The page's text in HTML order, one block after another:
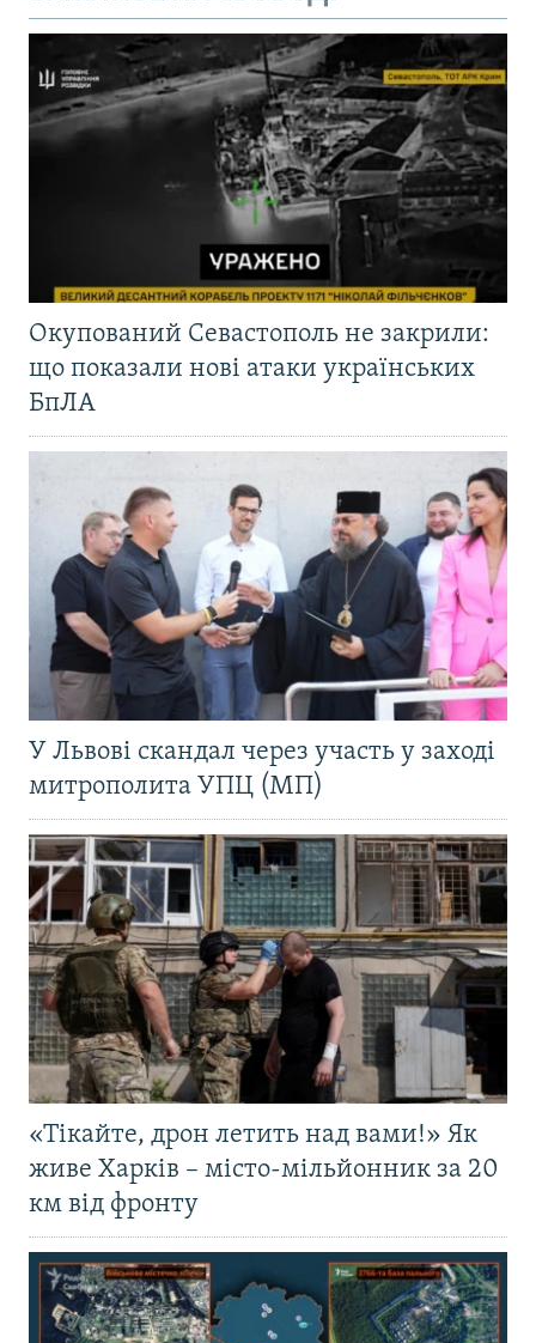
Окупований Севастополь не закрили:
що показали нові атаки українських
БпЛА
У Львові скандал через участь у заході
митрополита УПЦ (МП)
«Тікайте, дрон летить над вами!» Як
живе Харків – місто-мільйонник за 20
км від фронту